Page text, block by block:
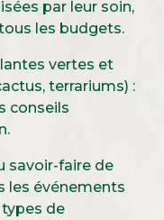
par leur soin,
les budgets.
vertes et
terrariums) :
conseils
savoir-faire de
les événements
de